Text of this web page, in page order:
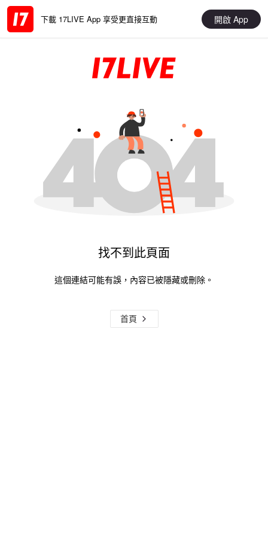
下載 17LIVE App 享受更直接互動 開啟 App
找不到此頁面
這個連結可能有誤，內容已被隱藏或刪除。
首頁